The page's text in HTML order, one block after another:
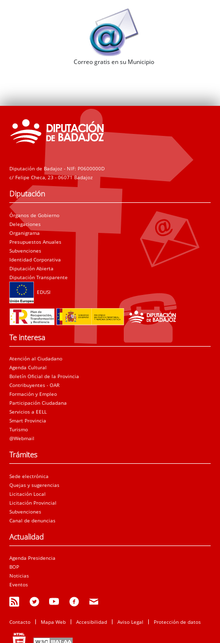
Correo gratis en su Municipio
Diputación de Badajoz - NIF: P0600000D
c/ Felipe Checa, 23 - 06071 Badajoz
Diputación
Órganos de Gobierno
Delegaciones
Organigrama
Presupuestos Anuales
Subvenciones
Identidad Corporativa
Diputación Abierta
Diputación Transparente
EDUSI
Te interesa
Atención al Ciudadano
Agenda Cultural
Boletín Oficial de la Provincia
Contribuyentes - OAR
Formación y Empleo
Participación Ciudadana
Servicios a EELL
Smart Provincia
Turismo
@Webmail
Trámites
Sede electrónica
Quejas y sugerencias
Licitación Local
Licitación Provincial
Subvenciones
Canal de denuncias
Actualidad
Agenda Presidencia
BOP
Noticias
Eventos
Contacto Mapa Web Accesibilidad Aviso Legal Protección de datos